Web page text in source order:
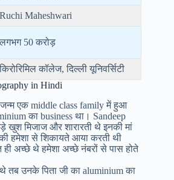
Ruchi Maheshwari
लगभग 50 करोड़
किरोरिमिल कॉलेज, दिल्ली यूनिवर्सिटी
in Hindi
एक middle class family में हुआ
का business था। Sandeep
खुश मिजाज और शारारती थे इनकी मां
हमेशा से शिकायते आया करती थी
ही अच्छे थे हमेशा अच्छे नंबरों से पास होते
तब उनके पिता जी का aluminium का